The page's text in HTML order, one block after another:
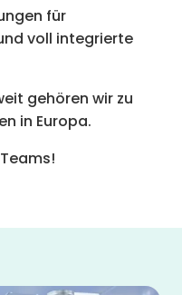
für
voll integrierte
gehören wir zu
in Europa.